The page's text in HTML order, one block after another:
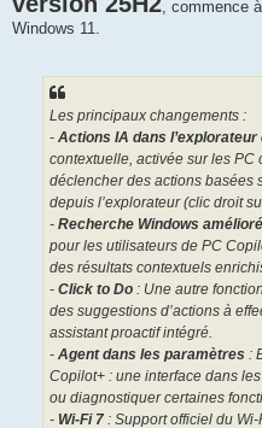
g
e
, commence
Windows 11.
Les principaux changements :
- Actions IA dans l’explorateur
contextuelle, activée sur les
déclencher des actions basées
depuis l’explorateur (clic droit
- Recherche Windows
pour les utilisateurs de PC
des résultats contextuels
- Click to Do : Une autre
des suggestions d’actions à
assistant proactif intégré.
- Agent dans les paramètres :
Copilot+ : une interface dans
ou diagnostiquer certaines
- Wi-Fi 7 : Support officiel du